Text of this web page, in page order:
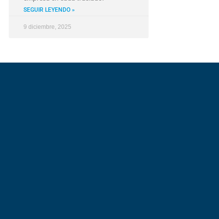
SEGUIR LEYENDO »
9 diciembre, 2025